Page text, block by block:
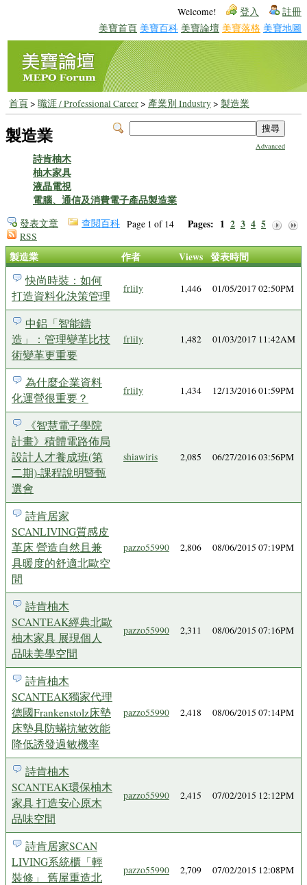
Welcome! 登入 註冊
美寶首頁 美寶百科 美寶論壇 美寶落格 美寶地圖
首頁> 職涯 / Professional Career> 產業別 Industry> 製造業
Advanced
製造業
詩肯柚木
柚木家具
液晶電視
電腦、通信及消費電子產品製造業
Page 1 of 14 Pages: 1 2 3 4 5
發表文章
查閱百科
RSS
製造業 作者 Views 發表時間
快尚時裝：如何
打造資料化決策管理
frlily 1,446 01/05/2017 02:50PM
中鋁「智能鑄
造」：管理變革比技
術變革更重要
frlily 1,482 01/03/2017 11:42AM
為什麼企業資料
化運營很重要？
frlily 1,434 12/13/2016 01:59PM
《智慧電子學院
計畫》積體電路佈局
設計人才養成班(第
二期)-課程說明暨甄
選會
shiawiris 2,085 06/27/2016 03:56PM
詩肯居家
SCANLIVING質感皮
革床 營造自然且兼
具暖度的舒適北歐空
間
pazzo55990 2,806 08/06/2015 07:19PM
詩肯柚木
SCANTEAK經典北歐
柚木家具 展現個人
品味美學空間
pazzo55990 2,311 08/06/2015 07:16PM
詩肯柚木
SCANTEAK獨家代理
德國Frankenstolz床墊
床墊具防蟎抗敏效能
降低誘發過敏機率
pazzo55990 2,418 08/06/2015 07:14PM
詩肯柚木
SCANTEAK環保柚木
家具 打造安心原木
品味空間
pazzo55990 2,415 07/02/2015 12:12PM
詩肯居家SCAN
LIVING系統櫃「輕
裝修」 舊屋重造北
pazzo55990 2,709 07/02/2015 12:08PM